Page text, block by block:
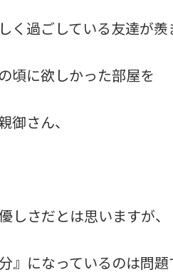
過ごしている友達が羨
頃に欲しかった部屋を
御さん、
しさだとは思いますが、
』になっているのは問題